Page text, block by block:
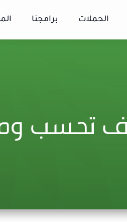
الحملات برامجنا
تحسب